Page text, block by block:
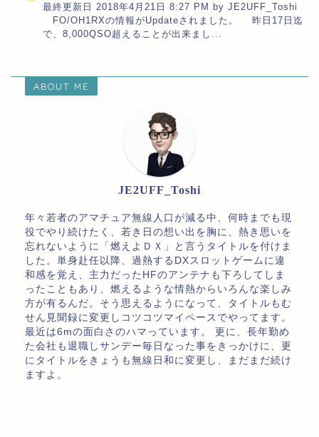
最終更新日 2018年4月21日 8:27 PM by JE2UFF_Toshi
FO/OH1RXの情報がUpdateされました。 昨日17日迄
で、8,000QSO超えることが出来まし...
ABOUT ME
JE2UFF_Toshi
年々若者のアマチュア無線人口が減る中、何時までも現
役でやり続けたく、若き日の想い出を胸に、熱き思いを
忘れないように「燃えよＤＸ」と言うタイトルを付けま
した。単身赴任以降、過熱するDXスロットゲームに違
和感を覚え、主力だったHFのアンテナも下ろしてしま
ったこともあり、燃えるような情熱からいろんな楽しみ
方が有るんだ。そう思えるようになって、タイトルもむ
せん見聞録に変更しコツコツマイペースでやってます。
最近は6mの面白さのハマっています。 更に、長年勤め
た会社も退職しサンデー毎日なった事をきっかけに、更
にタイトルをきょうも無線日和に変更し、まだまだ続け
ますよ。